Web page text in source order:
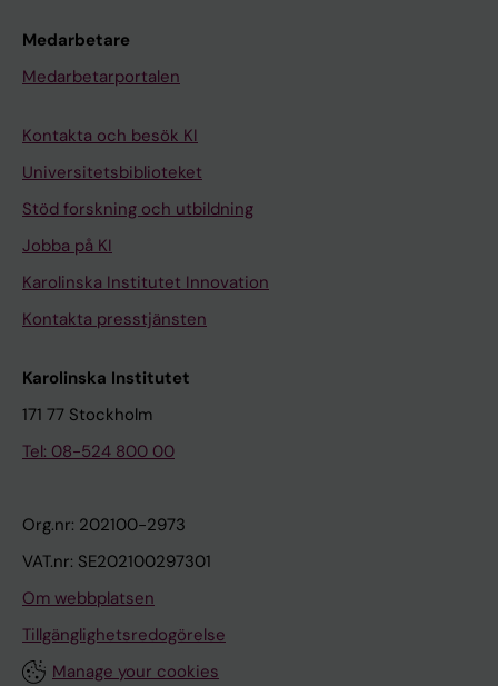
Medarbetare
Medarbetarportalen
Kontakta och besök KI
Universitetsbiblioteket
Stöd forskning och utbildning
Jobba på KI
Karolinska Institutet Innovation
Kontakta presstjänsten
Karolinska Institutet
171 77 Stockholm
Tel: 08-524 800 00
Org.nr: 202100-2973
VAT.nr: SE202100297301
Om webbplatsen
Tillgänglighetsredogörelse
Manage your cookies